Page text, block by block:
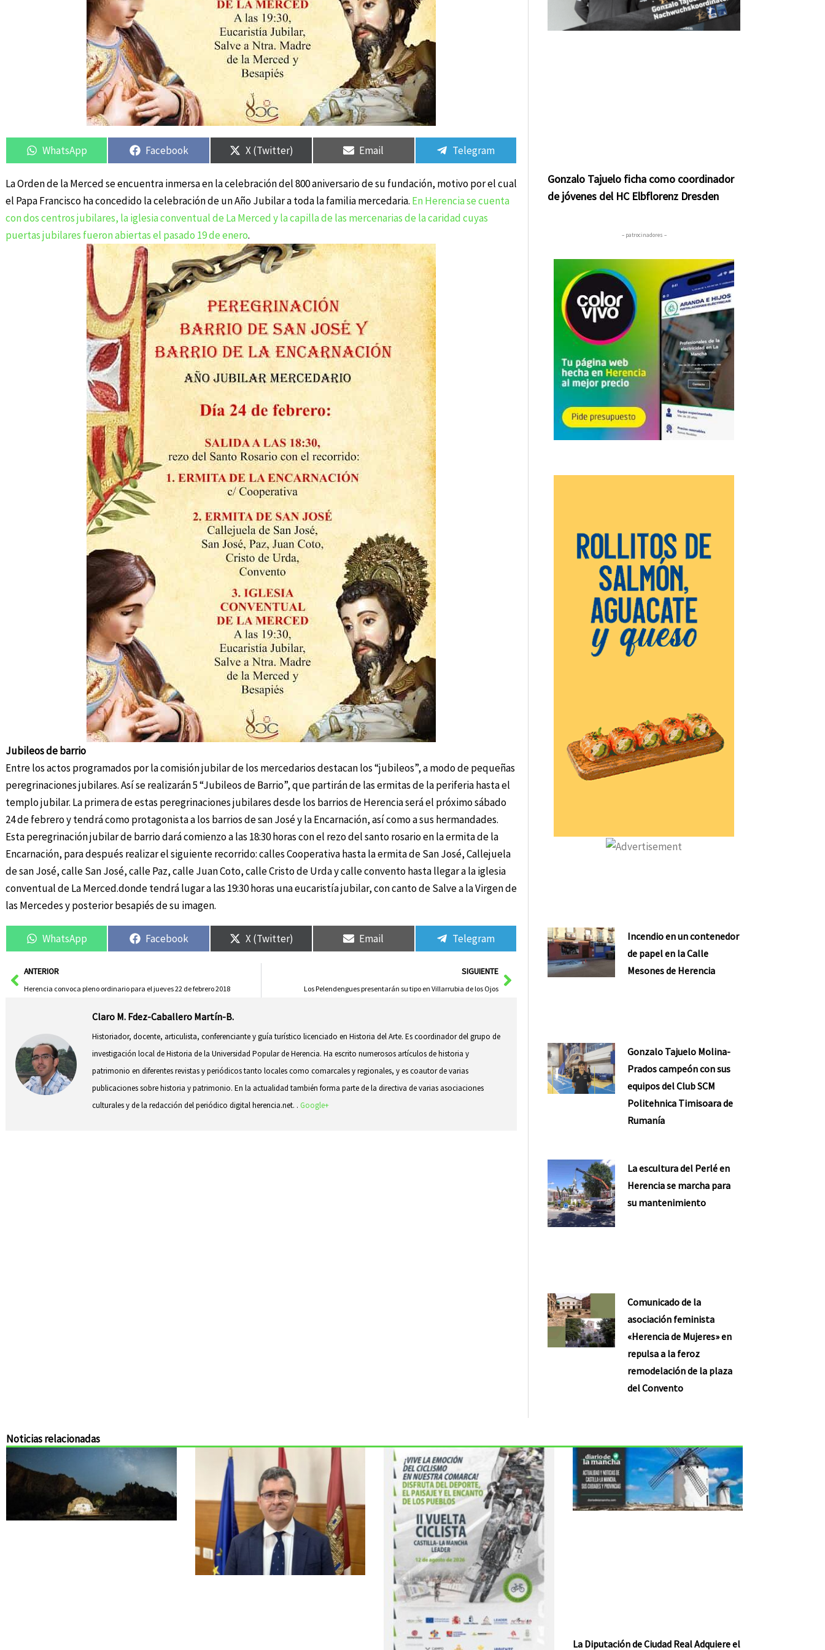
en
WhatsApp
Compartir
en
Facebook
Compartir
en
X (Twitter)
Compartir
en
Email
en
Telegram
La Orden de la Merced se encuentra inmersa en la celebración del 800 aniversario de su fundación, motivo por el cual
el Papa Francisco ha concedido la celebración de un Año Jubilar a toda la familia mercedaria. En Herencia se cuenta
con dos centros jubilares, la iglesia conventual de La Merced y la capilla de las mercenarias de la caridad cuyas
puertas jubilares fueron abiertas el pasado 19 de enero.
Jubileos de barrio
Entre los actos programados por la comisión jubilar de los mercedarios destacan los “jubileos”, a modo de pequeñas
peregrinaciones jubilares. Así se realizarán 5 “Jubileos de Barrio”, que partirán de las ermitas de la periferia hasta el
templo jubilar. La primera de estas peregrinaciones jubilares desde los barrios de Herencia será el próximo sábado
24 de febrero y tendrá como protagonista a los barrios de san José y la Encarnación, así como a sus hermandades.
Esta peregrinación jubilar de barrio dará comienzo a las 18:30 horas con el rezo del santo rosario en la ermita de la
Encarnación, para después realizar el siguiente recorrido: calles Cooperativa hasta la ermita de San José, Callejuela
de san José, calle San José, calle Paz, calle Juan Coto, calle Cristo de Urda y calle convento hasta llegar a la iglesia
conventual de La Merced.donde tendrá lugar a las 19:30 horas una eucaristía jubilar, con canto de Salve a la Virgen de
las Mercedes y posterior besapiés de su imagen.
en
WhatsApp
Compartir
en
Facebook
Compartir
en
X (Twitter)
Compartir
en
Email
en
Telegram
AntANTERIOR
Herencia convoca pleno ordinario para el jueves 22 de febrero 2018
SIGUIENTE
Los Pelendengues presentarán su tipo en Villarrubia de los Ojos
Siguiente
Claro M. Fdez-Caballero Martín-B.
Historiador, docente, articulista, conferenciante y guía turístico licenciado en Historia del Arte. Es coordinador del grupo de
investigación local de Historia de la Universidad Popular de Herencia. Ha escrito numerosos artículos de historia y
patrimonio en diferentes revistas y periódicos tanto locales como comarcales y regionales, y es coautor de varias
publicaciones sobre historia y patrimonio. En la actualidad también forma parte de la directiva de varias asociaciones
culturales y de la redacción del periódico digital herencia.net. . Google+
Gonzalo Tajuelo ficha como coordinador
de jóvenes del HC Elbflorenz Dresden
– patrocinadores –
Incendio en un contenedor
de papel en la Calle
Mesones de Herencia
Gonzalo Tajuelo Molina-
Prados campeón con sus
equipos del Club SCM
Politehnica Timisoara de
Rumanía
La escultura del Perlé en
Herencia se marcha para
su mantenimiento
Comunicado de la
asociación feminista
«Herencia de Mujeres» en
repulsa a la feroz
remodelación de la plaza
del Convento
Noticias relacionadas
La Diputación de Ciudad Real Adquiere el